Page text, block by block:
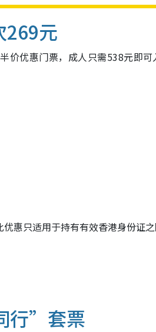
269元
价优惠门票，成人只需538元即可
惠只适用于持有有效香港身份证
行”套票